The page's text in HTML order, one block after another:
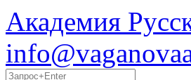
Академия